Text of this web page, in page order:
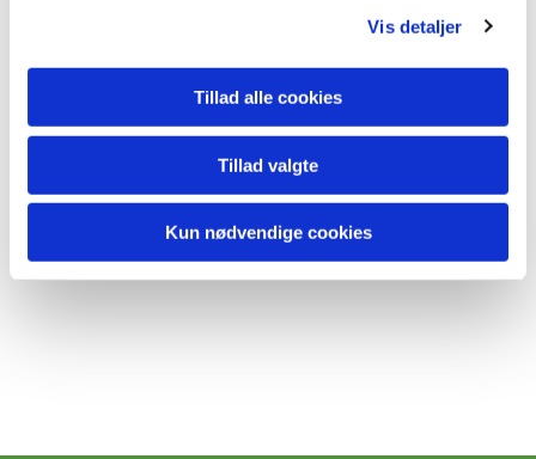
Vis detaljer
Tillad alle cookies
Tillad valgte
Kun nødvendige cookies